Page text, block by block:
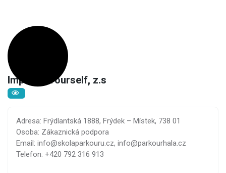
Improve Yourself, z.s
Adresa: Frýdlantská 1888, Frýdek – Místek, 738 01
Osoba: Zákaznická podpora
Email: info@skolaparkouru.cz, info@parkourhala.cz
Telefon: +420 792 316 913